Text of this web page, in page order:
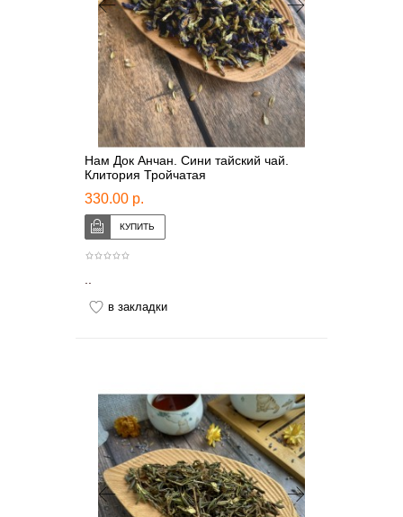
Нам Док Анчан. Сини тайский чай.
Клитория Тройчатая
330.00 р.
в закладки